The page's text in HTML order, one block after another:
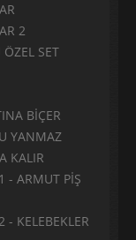
2
SET
BİÇER
YANMAZ
KALIR
- ARMUT PİŞ
- KELEBEKLER